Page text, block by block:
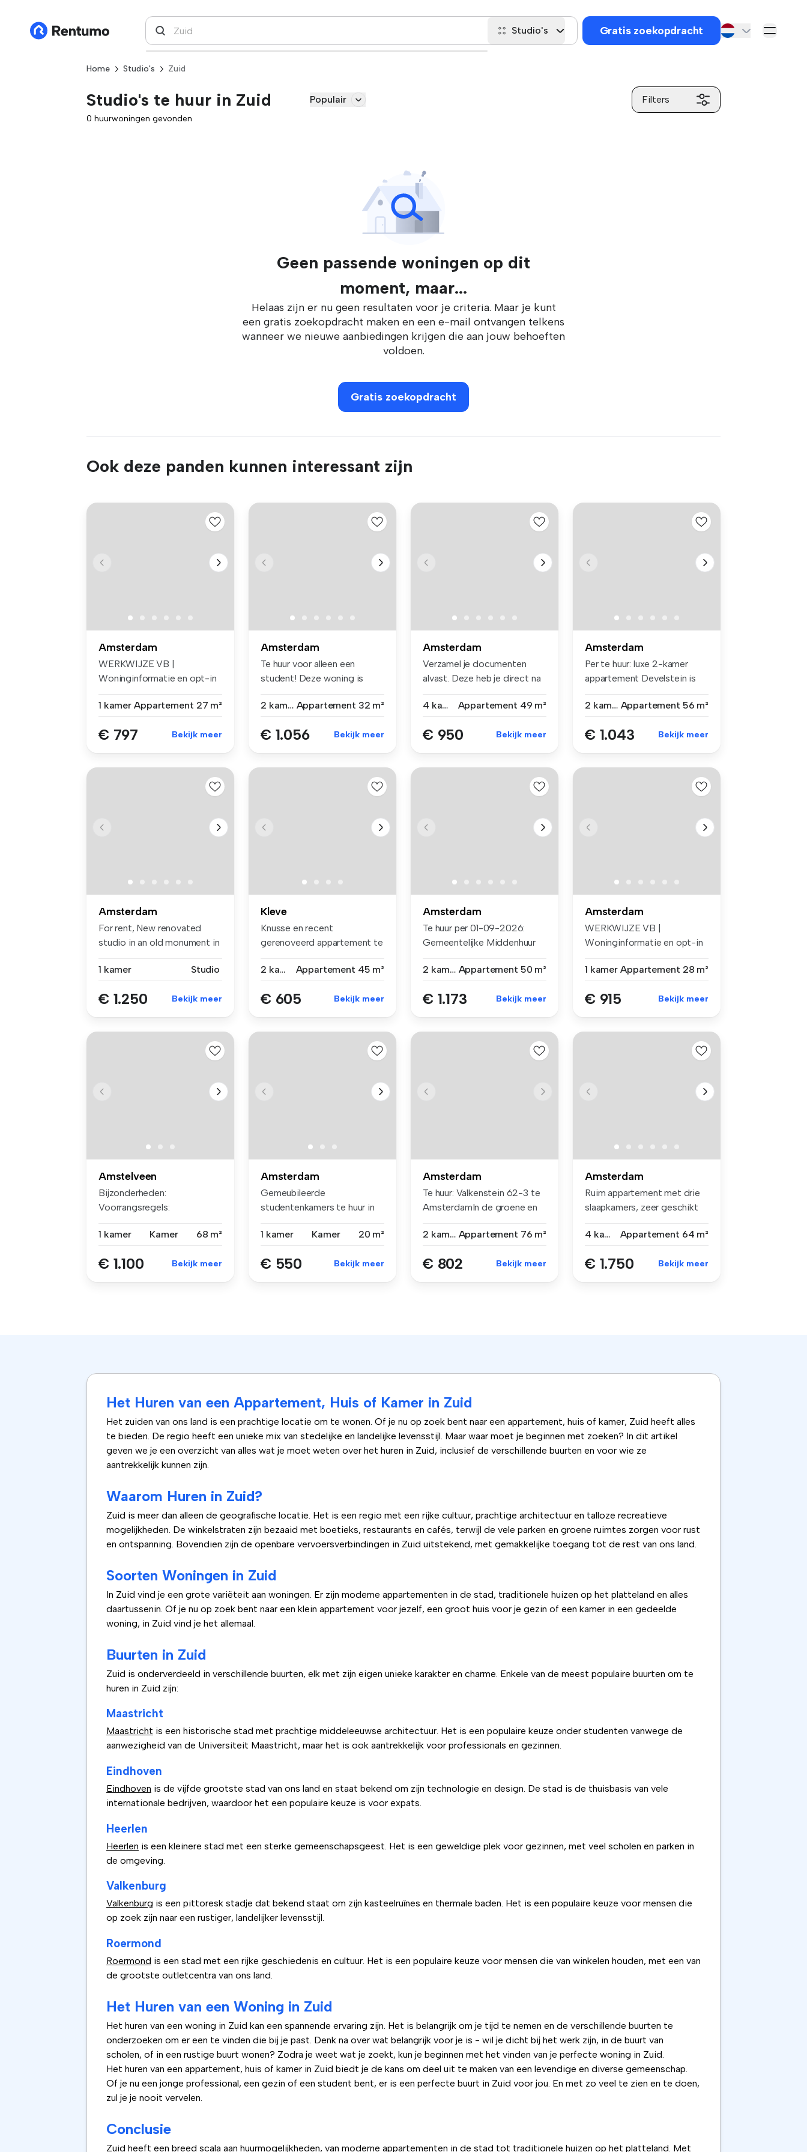
Studio's Gratis zoekopdracht
Home Studio's Zuid
Studio's te huur in Zuid Populair Filters
0 huurwoningen gevonden
Geen passende woningen op dit
moment, maar...
Helaas zijn er nu geen resultaten voor je criteria. Maar je kunt
een gratis zoekopdracht maken en een e-mail ontvangen telkens
wanneer we nieuwe aanbiedingen krijgen die aan jouw behoeften
voldoen.
Gratis zoekopdracht
Ook deze panden kunnen interessant zijn
Amsterdam
WERKWIJZE VB |
Woninginformatie en opt-in
1 kamer Appartement 27 m²
€ 797 Bekijk meer
Amsterdam
Te huur voor alleen een
student! Deze woning is
2 kamers Appartement 32 m²
€ 1.056 Bekijk meer
Amsterdam
Verzamel je documenten
alvast. Deze heb je direct na
4 kamers
Appartement 49 m²
€ 950 Bekijk meer
Amsterdam
Per te huur: luxe 2-kamer
appartement Develstein is
2 kamers Appartement 56 m²
€ 1.043 Bekijk meer
Amsterdam
For rent, New renovated
studio in an old monument in
1 kamer
Studio
€ 1.250 Bekijk meer
Kleve
Knusse en recent
gerenoveerd appartement te
2 kamers
Appartement 45 m²
€ 605 Bekijk meer
Amsterdam
Te huur per 01-09-2026:
Gemeentelijke Middenhuur
2 kamers Appartement 50 m²
€ 1.173 Bekijk meer
Amsterdam
WERKWIJZE VB |
Woninginformatie en opt-in
1 kamer Appartement 28 m²
€ 915 Bekijk meer
Amstelveen
Bijzonderheden:
Voorrangsregels:
1 kamer
Kamer 68 m²
€ 1.100 Bekijk meer
Amsterdam
Gemeubileerde
studentenkamers te huur in
1 kamer
Kamer 20 m²
€ 550 Bekijk meer
Amsterdam
Te huur: Valkenstein 62-3 te
AmsterdamIn de groene en
2 kamers Appartement 76 m²
€ 802 Bekijk meer
Amsterdam
Ruim appartement met drie
slaapkamers, zeer geschikt
4 kamers
Appartement 64 m²
€ 1.750 Bekijk meer
Het Huren van een Appartement, Huis of Kamer in Zuid
Het zuiden van ons land is een prachtige locatie om te wonen. Of je nu op zoek bent naar een appartement, huis of kamer, Zuid heeft alles
te bieden. De regio heeft een unieke mix van stedelijke en landelijke levensstijl. Maar waar moet je beginnen met zoeken? In dit artikel
geven we je een overzicht van alles wat je moet weten over het huren in Zuid, inclusief de verschillende buurten en voor wie ze
aantrekkelijk kunnen zijn.
Waarom Huren in Zuid?
Zuid is meer dan alleen de geografische locatie. Het is een regio met een rijke cultuur, prachtige architectuur en talloze recreatieve
mogelijkheden. De winkelstraten zijn bezaaid met boetieks, restaurants en cafés, terwijl de vele parken en groene ruimtes zorgen voor rust
en ontspanning. Bovendien zijn de openbare vervoersverbindingen in Zuid uitstekend, met gemakkelijke toegang tot de rest van ons land.
Soorten Woningen in Zuid
In Zuid vind je een grote variëteit aan woningen. Er zijn moderne appartementen in de stad, traditionele huizen op het platteland en alles
daartussenin. Of je nu op zoek bent naar een klein appartement voor jezelf, een groot huis voor je gezin of een kamer in een gedeelde
woning, in Zuid vind je het allemaal.
Buurten in Zuid
Zuid is onderverdeeld in verschillende buurten, elk met zijn eigen unieke karakter en charme. Enkele van de meest populaire buurten om te
huren in Zuid zijn:
Maastricht
Maastricht is een historische stad met prachtige middeleeuwse architectuur. Het is een populaire keuze onder studenten vanwege de
aanwezigheid van de Universiteit Maastricht, maar het is ook aantrekkelijk voor professionals en gezinnen.
Eindhoven
Eindhoven is de vijfde grootste stad van ons land en staat bekend om zijn technologie en design. De stad is de thuisbasis van vele
internationale bedrijven, waardoor het een populaire keuze is voor expats.
Heerlen
Heerlen is een kleinere stad met een sterke gemeenschapsgeest. Het is een geweldige plek voor gezinnen, met veel scholen en parken in
de omgeving.
Valkenburg
Valkenburg is een pittoresk stadje dat bekend staat om zijn kasteelruïnes en thermale baden. Het is een populaire keuze voor mensen die
op zoek zijn naar een rustiger, landelijker levensstijl.
Roermond
Roermond is een stad met een rijke geschiedenis en cultuur. Het is een populaire keuze voor mensen die van winkelen houden, met een van
de grootste outletcentra van ons land.
Het Huren van een Woning in Zuid
Het huren van een woning in Zuid kan een spannende ervaring zijn. Het is belangrijk om je tijd te nemen en de verschillende buurten te
onderzoeken om er een te vinden die bij je past. Denk na over wat belangrijk voor je is - wil je dicht bij het werk zijn, in de buurt van
scholen, of in een rustige buurt wonen? Zodra je weet wat je zoekt, kun je beginnen met het vinden van je perfecte woning in Zuid.
Het huren van een appartement, huis of kamer in Zuid biedt je de kans om deel uit te maken van een levendige en diverse gemeenschap.
Of je nu een jonge professional, een gezin of een student bent, er is een perfecte buurt in Zuid voor jou. En met zo veel te zien en te doen,
zul je je nooit vervelen.
Conclusie
Zuid heeft een breed scala aan huurmogelijkheden, van moderne appartementen in de stad tot traditionele huizen op het platteland. Met